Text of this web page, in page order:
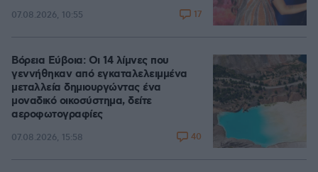
07.08.2026, 10:55 17
Βόρεια Εύβοια: Οι 14 λίμνες που
γεννήθηκαν από εγκαταλελειμμένα
μεταλλεία δημιουργώντας ένα
μοναδικό οικοσύστημα, δείτε
αεροφωτογραφίες
07.08.2026, 15:58 40